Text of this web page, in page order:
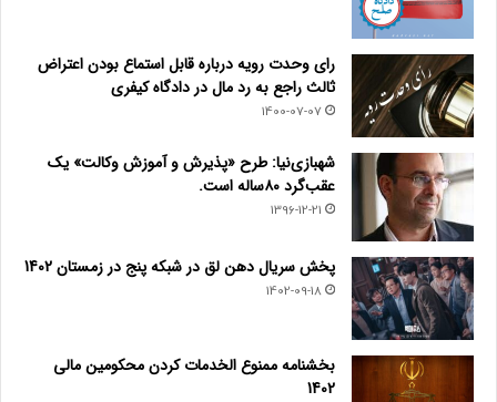
رای وحدت رویه درباره قابل استماع بودن اعتراض
ثالث راجع به رد مال در دادگاه کیفری
1400-07-07
شهبازی‌نیا: طرح «پذیرش و آموزش وکالت» یک
عقب‌گرد ۸۰ساله است.
1396-12-21
پخش سریال دهن لق در شبکه پنج در زمستان 1402
1402-09-18
بخشنامه ممنوع الخدمات کردن محکومین مالی
1402